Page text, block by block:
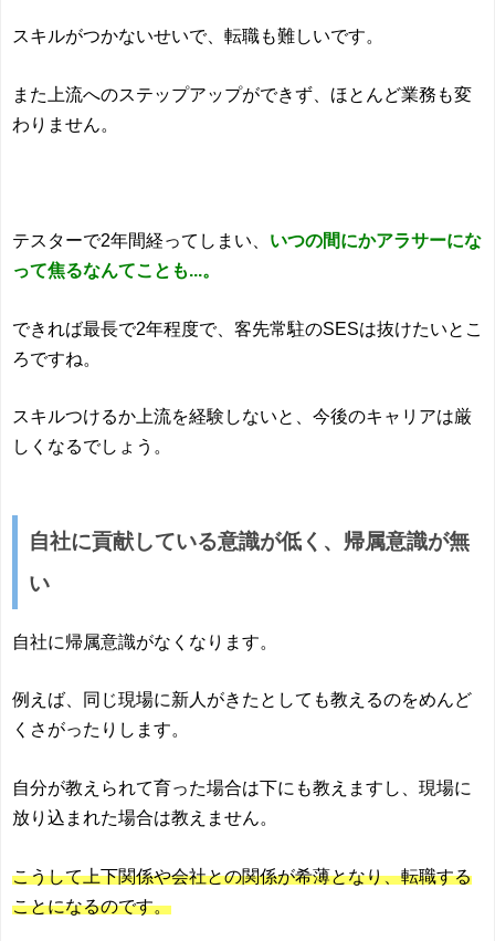
スキルがつかないせいで、転職も難しいです。
また上流へのステップアップができず、ほとんど業務も変
わりません。
テスターで2年間経ってしまい、 いつの間にかアラサーにな
って焦るなんてことも...。
できれば最長で2年程度で、客先常駐のSESは抜けたいとこ
ろですね。
スキルつけるか上流を経験しないと、今後のキャリアは厳
しくなるでしょう。
自社に貢献している意識が低く、帰属意識が無
い
自社に帰属意識がなくなります。
例えば、同じ現場に新人がきたとしても教えるのをめんど
くさがったりします。
自分が教えられて育った場合は下にも教えますし、現場に
放り込まれた場合は教えません。
こうして上下関係や会社との関係が希薄となり、転職する
ことになるのです。